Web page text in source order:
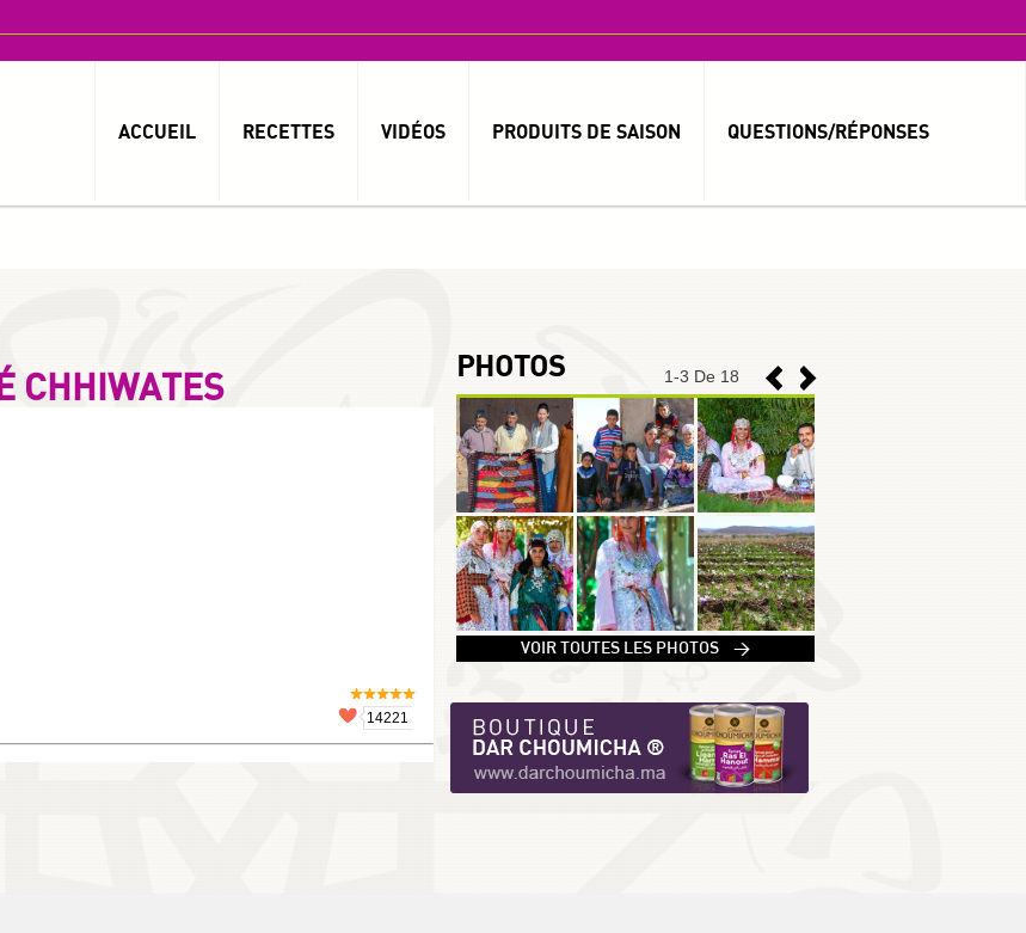
MOT DE PASSE OUBLIÉ ?
ACCUEIL RECETTES VIDÉOS PRODUITS DE SAISON QUESTIONS/RÉPONSES
CHHIWATES
14221
1-3 De 18
PHOTOS
1 VOIR TOUTES LES PHOTOS >